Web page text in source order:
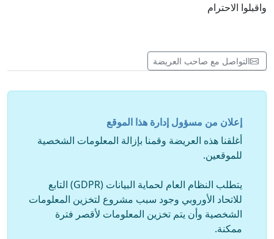
واقبلوا الاحترام
التواصل مع صاحب العريضة
إعلان من مسؤول إدارة هذا الموقع
أغلقنا هذه العريضة وقمنا بإزالة المعلومات الشخصية
للموقعين.
يتطلب النظام العام لحماية البيانات (GDPR) التابع
للاتحاد الأوروبي وجود سبب مشروع لتخزين المعلومات
الشخصية وأن يتم تخزين المعلومات لأقصر فترة
ممكنة.